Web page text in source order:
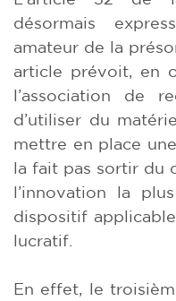
désormais
amateur de la
article prévoit, en
l’association de
d’utiliser du
mettre en place
la fait pas sortir du
l’innovation la
dispositif
lucratif.
En effet, le